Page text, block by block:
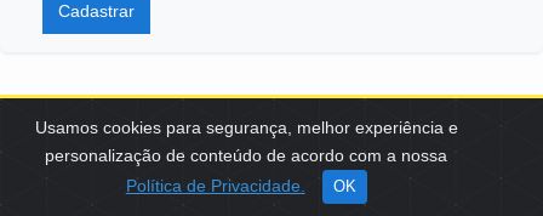
Usamos cookies para segurança, melhor experiência e
personalização de conteúdo de acordo com a nossa
Política de Privacidade.
OK
Cadastrar
SCES, TRECHO 02, LOTE 22 CEP: 70200-002 | BRASÍLIA (DF) | +55
61 3108-7000 / FBB@FBB.ORG.BR